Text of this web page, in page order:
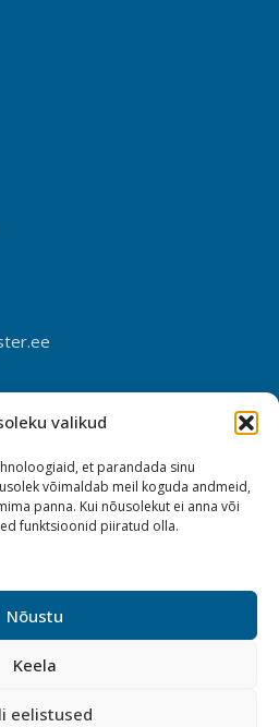
valikud
et parandada sinu
võimaldab meil koguda andmeid,
panna. Kui nõusolekut ei anna või
funktsioonid piiratud olla.
Nõustu
Keela
eelistused